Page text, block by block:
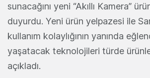
sunacağını yeni “Akıllı Kamera”
duyurdu. Yeni ürün yelpazesi ile
kullanım kolaylığının yanında
yaşatacak teknolojileri türde
açıkladı.